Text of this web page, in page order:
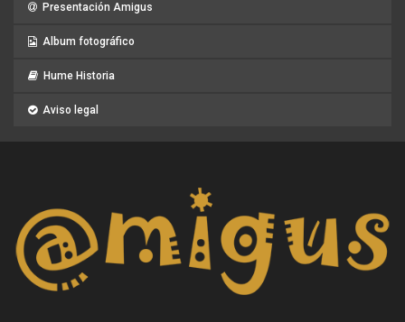
Presentación Amigus
Album fotográfico
Hume Historia
Aviso legal